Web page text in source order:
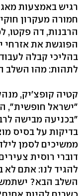
רגיש באמצעות
חמורה מעקרון
הרבנות, דה פקטו,
הפוגשת את אזרחי
בהליכי קבלה
לתהות: מהו השלב
קטיה קופצ'יק,
"ישראל חופשית",
"בכניעה מבישה
בדיקות על בסיס
ממשיכים לסמן
דוברי רוסית
להגיד לנו: אתם
השלב הבא?